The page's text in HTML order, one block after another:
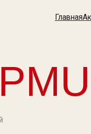
ГлавнаяАкадемия